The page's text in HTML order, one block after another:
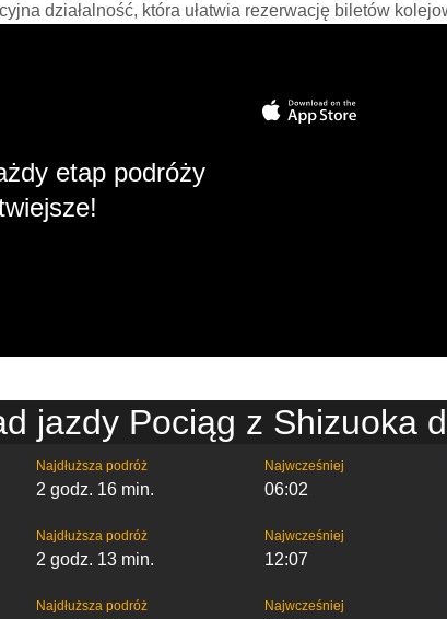
działalność, która ułatwia rezerwację biletów
etap podróży
jazdy Pociąg z Shizuoka
Najdłuższa podróż
2 godz. 16 min.
Najwcześniej
06:02
Najdłuższa podróż
2 godz. 13 min.
Najwcześniej
12:07
Najdłuższa podróż Najwcześniej